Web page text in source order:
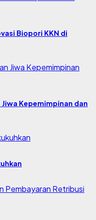
Biopori KKN di
Kepemimpinan dan